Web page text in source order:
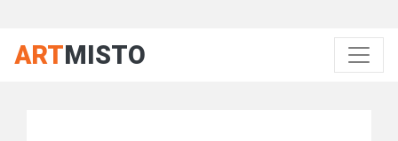
ARTMISTO